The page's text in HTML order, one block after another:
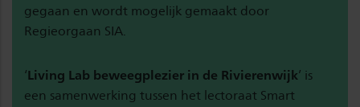
gegaan en wordt mogelijk gemaakt door
Regieorgaan SIA.
‘Living Lab beweegplezier in de Rivierenwijk’ is
een samenwerking tussen het lectoraat Smart